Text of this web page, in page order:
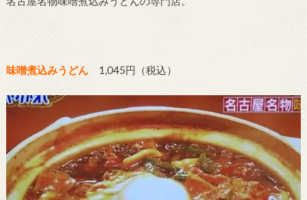
味噌煮込みうどん1,045円（税込）